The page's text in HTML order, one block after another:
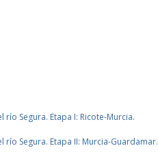
Segura. Etapa I: Ricote-Murcia.
Segura. Etapa II: Murcia-Guardamar.